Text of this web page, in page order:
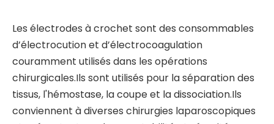
Aiguille à arc
(enfichable)
Aiguille ondulée
(enfichable)